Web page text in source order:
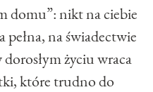
domu”: nikt na ciebie
pełna, na świadectwie
życiu wraca
które trudno do